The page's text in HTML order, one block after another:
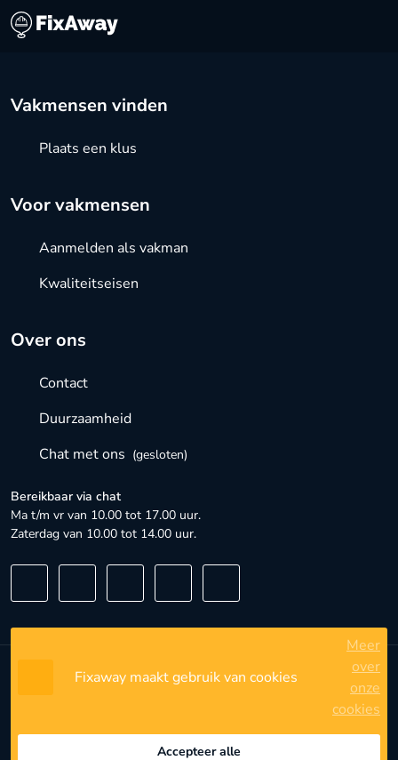
Over ons
Contact
Duurzaamheid
Chat met ons (gesloten)
Bereikbaar via chat
Ma t/m vr van 10.00 tot 17.00 uur.
Zaterdag van 10.00 tot 14.00 uur.
Vakmensen vinden
Plaats een klus
Voor vakmensen
Aanmelden als vakman
Kwaliteitseisen
Algemene voorwaarden
Privacyinstellingen
Fixaway maakt gebruik van cookies
Meer
over
onze
cookies
Accepteer alle